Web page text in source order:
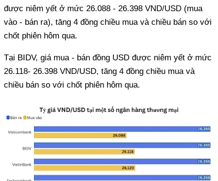
được niêm yết ở mức 26.088 - 26.398 VND/USD (mua
vào - bán ra), tăng 4 đồng chiều mua và chiều bán so với
chốt phiên hôm qua.
Tại BIDV, giá mua - bán đồng USD được niêm yết ở mức
26.118- 26.398 VND/USD, tăng 4 đồng chiều mua và
chiều bán so với chốt phiên hôm qua.